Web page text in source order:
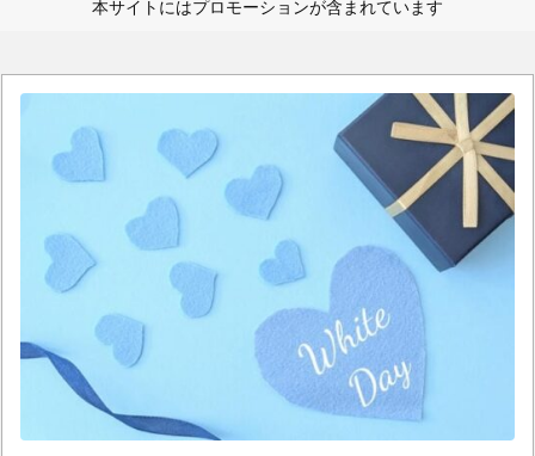
本サイトにはプロモーションが含まれています